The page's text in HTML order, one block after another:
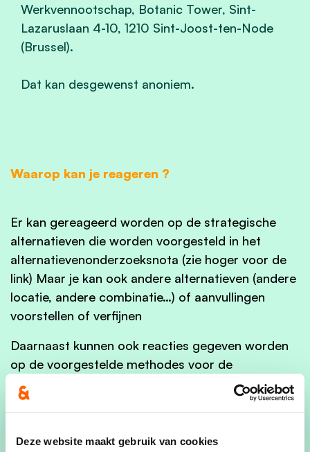
Deze website maakt gebruik van cookies
Werkvennootschap, Botanic Tower, Sint-
Lazaruslaan 4-10, 1210 Sint-Joost-ten-Node
(Brussel).
Dat kan desgewenst anoniem.
Waarop kan je reageren ?
Er kan gereageerd worden op de strategische
alternatieven die worden voorgesteld in het
alternatievenonderzoeksnota (zie hoger voor de
link) Maar je kan ook andere alternatieven (andere
locatie, andere combinatie…) of aanvullingen
voorstellen of verfijnen
Daarnaast kunnen ook reacties gegeven worden
op de voorgestelde methodes voor de
impactanalyse van de effecten. ( onvoldoende
duidelijke methodes, ontbrekende onderzoeken,
effecten die over het hoofd gezien worden…)